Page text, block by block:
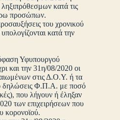
κατά τις
προσώπων.
του χρονικού
κατά την
Υφυπουργού
και την 31η/08/2020 οι
στις Δ.Ο.Υ. ή τα
δηλώσεις Φ.Π.Α. με ποσό
που λήγουν ή έληξαν
των επιχειρήσεων που
κορονοϊού.